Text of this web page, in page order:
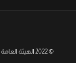
© 2022 الهيئة العامة للتخطيط العمراني - جميع الحقوق محفوظة